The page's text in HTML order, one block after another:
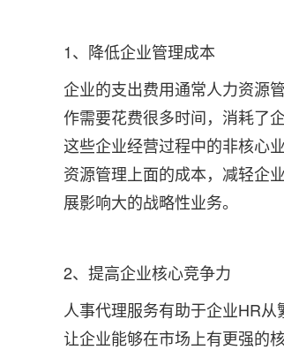
1、降低企业管理成本
企业的支出费用通常人力资源
作需要花费很多时间，消耗了
这些企业经营过程中的非核心
资源管理上面的成本，减轻企
展影响大的战略性业务。
2、提高企业核心竞争力
人事代理服务有助于企业HR从
让企业能够在市场上有更强的